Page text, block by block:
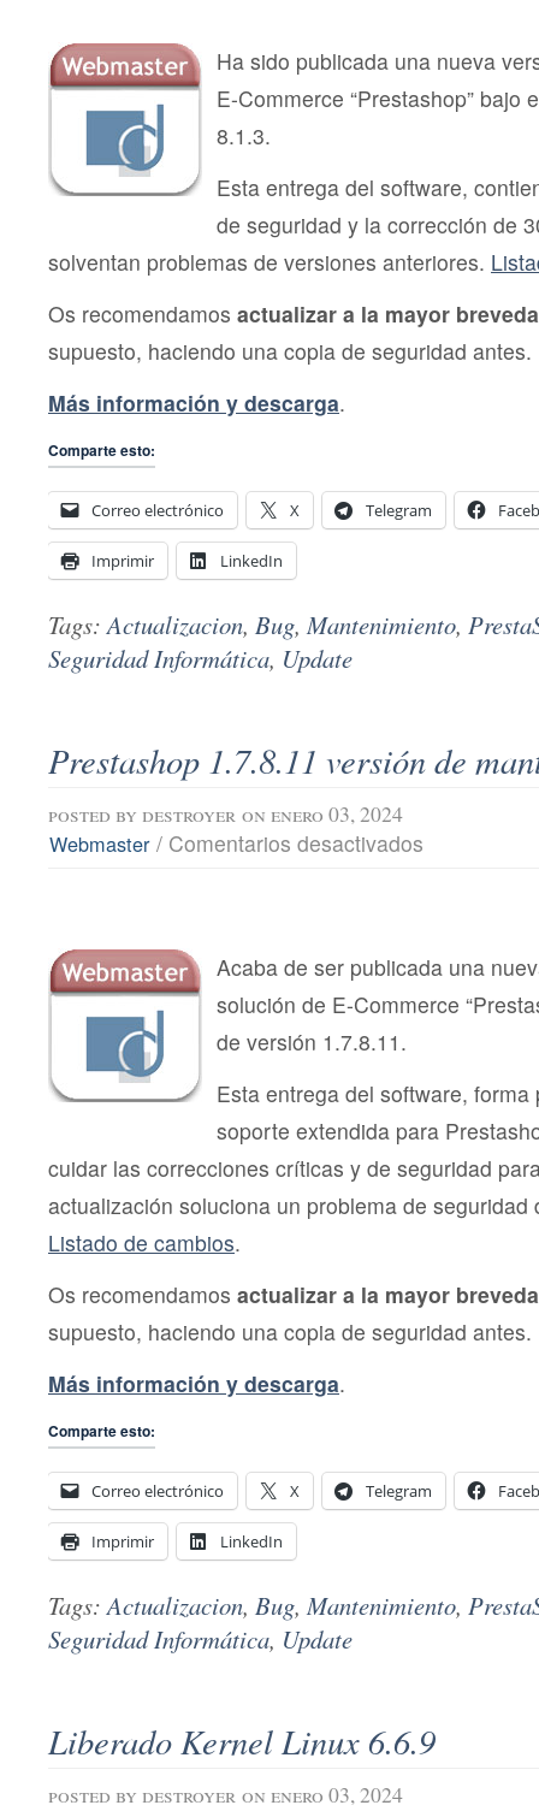
Ha sido publicada una nueva
E-Commerce “Prestashop” bajo
8.1.3.
Esta entrega del software,
de seguridad y la corrección de
solventan problemas de versiones anteriores.
Os recomendamos actualizar a la mayor
supuesto, haciendo una copia de seguridad antes.
Más información y descarga.
Comparte esto:
Correo electrónico X Telegram
Imprimir LinkedIn
Tags:Actualizacion, Bug,Mantenimiento,
Seguridad Informática, Update
Prestashop 1.7.8.11 versión de
posted by destroyer on enero 03, 2024
Webmaster / Comentarios desactivados
Acaba de ser publicada una
solución de E-Commerce
de versión 1.7.8.11.
Esta entrega del software,
soporte extendida para
cuidar las correcciones críticas y de seguridad
actualización soluciona un problema de seguridad
Listado de cambios.
Os recomendamos actualizar a la mayor
supuesto, haciendo una copia de seguridad antes.
Más información y descarga.
Comparte esto:
Correo electrónico X Telegram
Imprimir LinkedIn
Tags:Actualizacion, Bug,Mantenimiento,
Seguridad Informática, Update
Liberado Kernel Linux 6.6.9
posted by destroyer on enero 03, 2024